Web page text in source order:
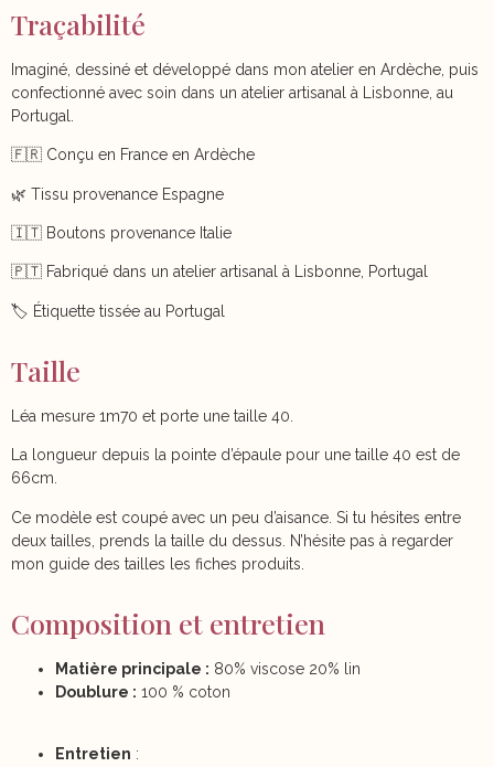
Traçabilité
Imaginé, dessiné et développé dans mon atelier en Ardèche, puis
confectionné avec soin dans un atelier artisanal à Lisbonne, au
Portugal.
🇫🇷 Conçu en France en Ardèche
🌿 Tissu provenance Espagne
🇮🇹 Boutons provenance Italie
🇵🇹 Fabriqué dans un atelier artisanal à Lisbonne, Portugal
🏷️ Étiquette tissée au Portugal
Taille
Léa mesure 1m70 et porte une taille 40.
La longueur depuis la pointe d’épaule pour une taille 40 est de
66cm.
Ce modèle est coupé avec un peu d’aisance. Si tu hésites entre
deux tailles, prends la taille du dessus. N’hésite pas à regarder
mon guide des tailles les fiches produits.
Composition et entretien
Matière principale : 80% viscose 20% lin
Doublure : 100 % coton
Entretien :